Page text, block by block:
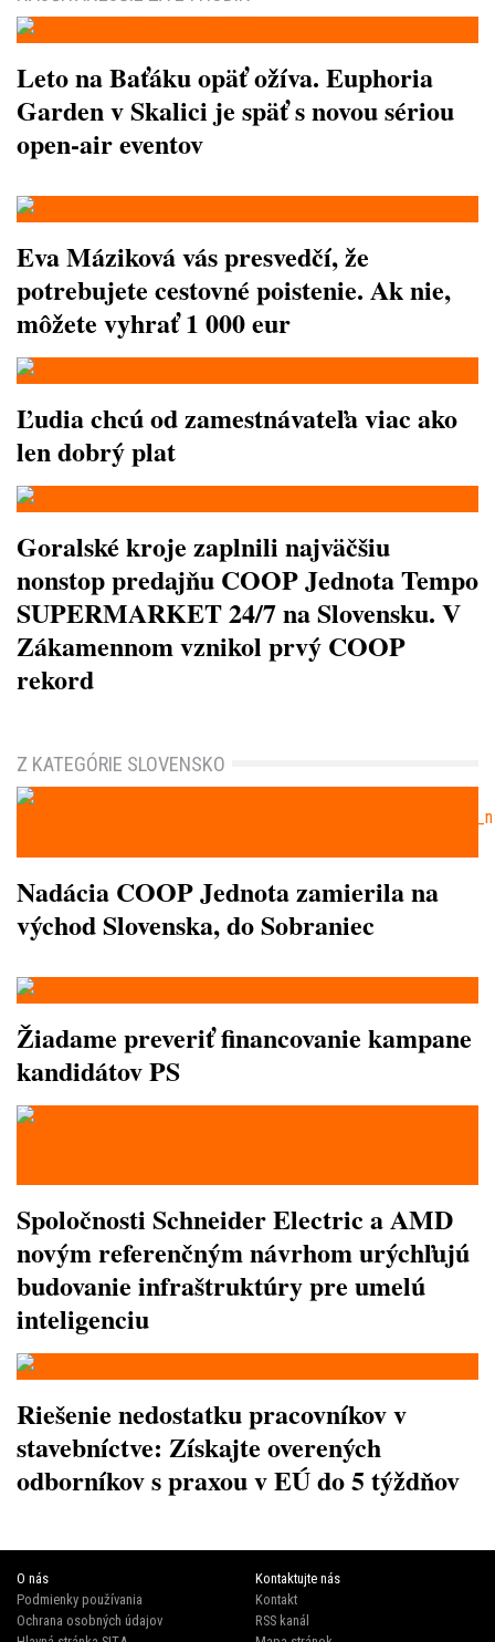
Leto na Baťáku opäť ožíva. Euphoria
Garden v Skalici je späť s novou sériou
open-air eventov
Eva Máziková vás presvedčí, že
potrebujete cestovné poistenie. Ak nie,
môžete vyhrať 1 000 eur
Ľudia chcú od zamestnávateľa viac ako
len dobrý plat
Goralské kroje zaplnili najväčšiu
nonstop predajňu COOP Jednota Tempo
SUPERMARKET 24/7 na Slovensku. V
Zákamennom vznikol prvý COOP
rekord
Z KATEGÓRIE SLOVENSKO
Nadácia COOP Jednota zamierila na
východ Slovenska, do Sobraniec
Žiadame preveriť financovanie kampane
kandidátov PS
Spoločnosti Schneider Electric a AMD
novým referenčným návrhom urýchľujú
budovanie infraštruktúry pre umelú
inteligenciu
Riešenie nedostatku pracovníkov v
stavebníctve: Získajte overených
odborníkov s praxou v EÚ do 5 týždňov
O nás
Podmienky používania
Ochrana osobných údajov
Kontaktujte nás
Kontakt
RSS kanál